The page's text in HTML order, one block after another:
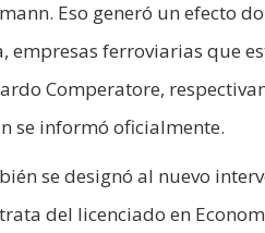
Eso generó un efecto
empresas ferroviarias que
Comperatore,
se informó oficialmente.
se designó al nuevo
trata del licenciado en